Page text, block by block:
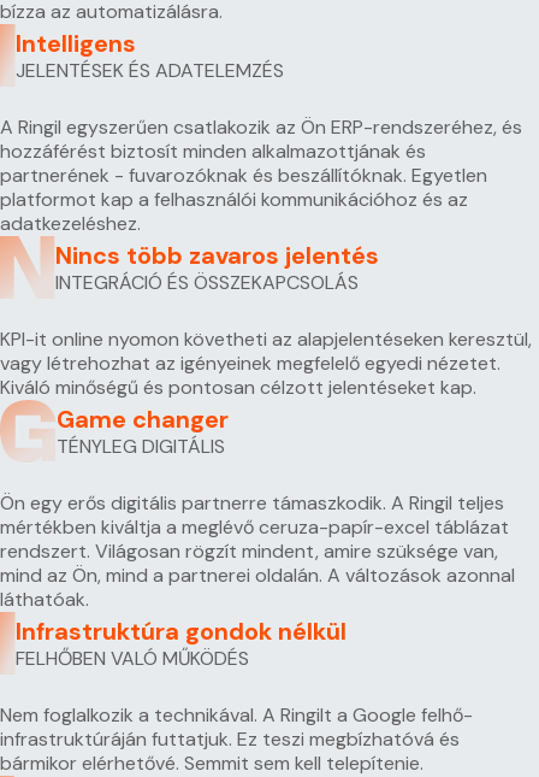
bízza az automatizálásra.
Intelligens
JELENTÉSEK ÉS ADATELEMZÉS
A Ringil egyszerűen csatlakozik az Ön ERP-rendszeréhez, és
hozzáférést biztosít minden alkalmazottjának és
partnerének - fuvarozóknak és beszállítóknak. Egyetlen
platformot kap a felhasználói kommunikációhoz és az
adatkezeléshez.
Nincs több zavaros jelentés
INTEGRÁCIÓ ÉS ÖSSZEKAPCSOLÁS
KPI-it online nyomon követheti az alapjelentéseken keresztül,
vagy létrehozhat az igényeinek megfelelő egyedi nézetet.
Kiváló minőségű és pontosan célzott jelentéseket kap.
Game changer
TÉNYLEG DIGITÁLIS
Ön egy erős digitális partnerre támaszkodik. A Ringil teljes
mértékben kiváltja a meglévő ceruza-papír-excel táblázat
rendszert. Világosan rögzít mindent, amire szüksége van,
mind az Ön, mind a partnerei oldalán. A változások azonnal
láthatóak.
Infrastruktúra gondok nélkül
FELHŐBEN VALÓ MŰKÖDÉS
Nem foglalkozik a technikával. A Ringilt a Google felhő-
infrastruktúráján futtatjuk. Ez teszi megbízhatóvá és
bármikor elérhetővé. Semmit sem kell telepítenie.